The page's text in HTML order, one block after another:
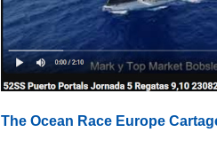
The Ocean Race Europe